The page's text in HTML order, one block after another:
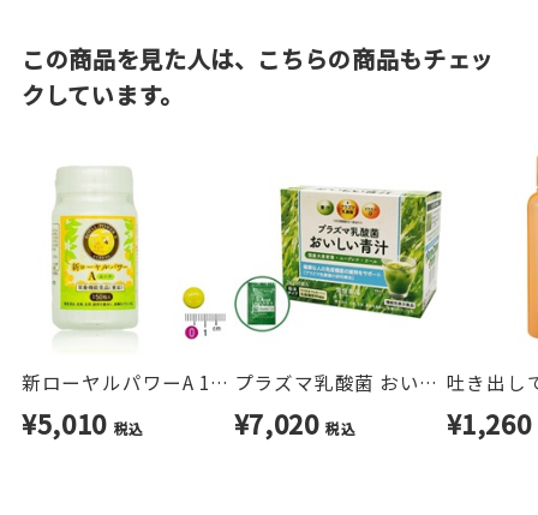
そんなイメージをくつがえすため、製剤に独自改
良を施しました。
溶けやすさを追求。
コップの水に入れると、数十秒で溶けるスムーズ
さを実現しています。
●選べる4つの摂取スタイル
ライフスタイルに合わせて、自由に取り入れられ
るのも魅力。
この商品を見た人は、こちらの商品もチェッ
クしています。
新ローヤルパワーA 1ヶ月分
¥5,010 税込
プラズマ乳酸菌 おいしい青汁 30袋
¥7,020税込 ¥1,260